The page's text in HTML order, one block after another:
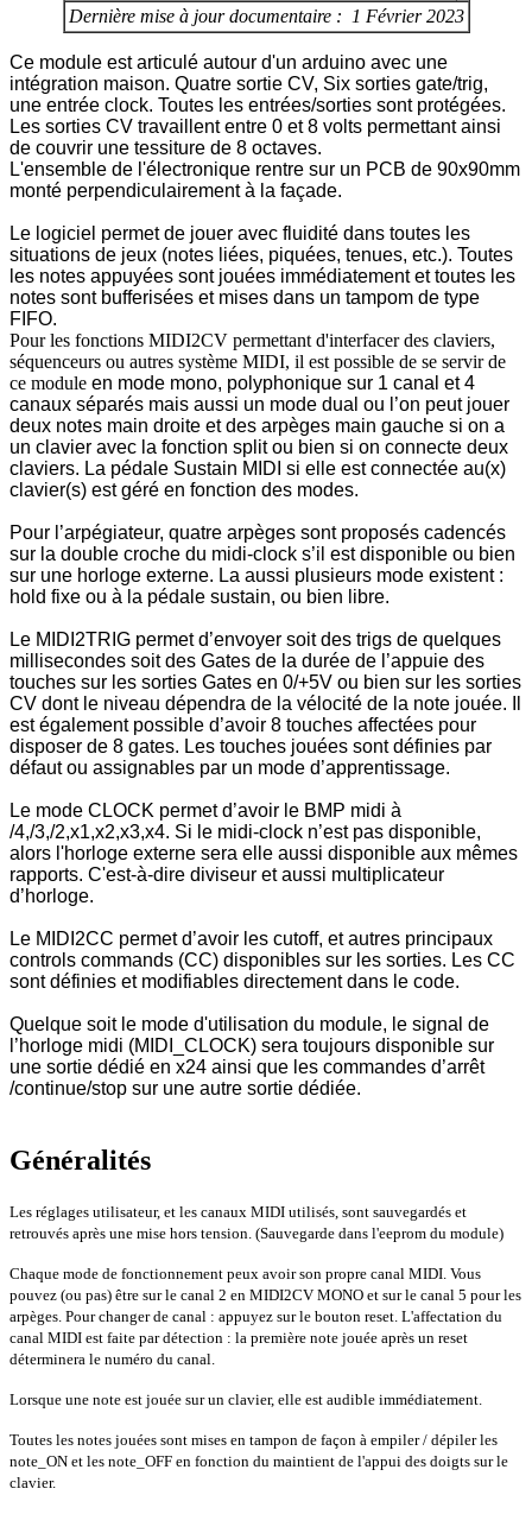
Dernière mise à jour documentaire : 1 Février 2023
Ce module est articulé autour d'un arduino avec une
intégration maison. Quatre sortie CV, Six sorties gate/trig,
une entrée clock. Toutes les entrées/sorties sont protégées.
Les sorties CV travaillent entre 0 et 8 volts permettant ainsi
de couvrir une tessiture de 8 octaves.
L'ensemble de l'électronique rentre sur un PCB de 90x90mm
monté perpendiculairement à la façade.
Le logiciel permet de jouer avec fluidité dans toutes les
situations de jeux (notes liées, piquées, tenues, etc.). Toutes
les notes appuyées sont jouées immédiatement et toutes les
notes sont bufferisées et mises dans un tampom de type
FIFO.
Pour les fonctions MIDI2CV permettant d'interfacer des claviers,
séquenceurs ou autres système MIDI, il est possible de se servir de
ce module en mode mono, polyphonique sur 1 canal et 4
canaux séparés mais aussi un mode dual ou l’on peut jouer
deux notes main droite et des arpèges main gauche si on a
un clavier avec la fonction split ou bien si on connecte deux
claviers. La pédale Sustain MIDI si elle est connectée au(x)
clavier(s) est géré en fonction des modes.
Pour l’arpégiateur, quatre arpèges sont proposés cadencés
sur la double croche du midi-clock s’il est disponible ou bien
sur une horloge externe. La aussi plusieurs mode existent :
hold fixe ou à la pédale sustain, ou bien libre.
Le MIDI2TRIG permet d’envoyer soit des trigs de quelques
millisecondes soit des Gates de la durée de l’appuie des
touches sur les sorties Gates en 0/+5V ou bien sur les sorties
CV dont le niveau dépendra de la vélocité de la note jouée. Il
est également possible d’avoir 8 touches affectées pour
disposer de 8 gates. Les touches jouées sont définies par
défaut ou assignables par un mode d’apprentissage.
Le mode CLOCK permet d’avoir le BMP midi à
/4,/3,/2,x1,x2,x3,x4. Si le midi-clock n’est pas disponible,
alors l'horloge externe sera elle aussi disponible aux mêmes
rapports. C'est-à-dire diviseur et aussi multiplicateur
d’horloge.
Le MIDI2CC permet d’avoir les cutoff, et autres principaux
controls commands (CC) disponibles sur les sorties. Les CC
sont définies et modifiables directement dans le code.
Quelque soit le mode d'utilisation du module, le signal de
l’horloge midi (MIDI_CLOCK) sera toujours disponible sur
une sortie dédié en x24 ainsi que les commandes d’arrêt
/continue/stop sur une autre sortie dédiée.
Généralités
Les réglages utilisateur, et les canaux MIDI utilisés, sont sauvegardés et
retrouvés après une mise hors tension. (Sauvegarde dans l'eeprom du module)
Chaque mode de fonctionnement peux avoir son propre canal MIDI. Vous
pouvez (ou pas) être sur le canal 2 en MIDI2CV MONO et sur le canal 5 pour les
arpèges. Pour changer de canal : appuyez sur le bouton reset. L'affectation du
canal MIDI est faite par détection : la première note jouée après un reset
déterminera le numéro du canal.
Lorsque une note est jouée sur un clavier, elle est audible immédiatement.
Toutes les notes jouées sont mises en tampon de façon à empiler / dépiler les
note_ON et les note_OFF en fonction du maintient de l'appui des doigts sur le
clavier.